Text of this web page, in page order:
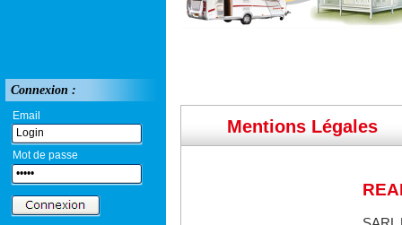
Connexion :
Email
Mot de passe
Mentions Légales